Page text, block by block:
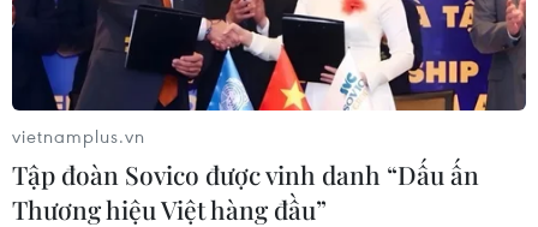
Chứng khoán ngày 29/7: VN-Index
bật tăng lấy lại mốc 1.700 điểm
29/07/2026 09:59
vietnamplus.vn
Tập đoàn Sovico được vinh danh “Dấu ấn
Thương hiệu Việt hàng đầu”